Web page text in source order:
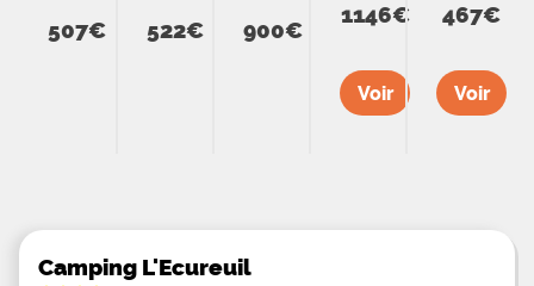
507€ 522€ 900€
1146€
Voir
467€
Voir
Camping L'Ecureuil